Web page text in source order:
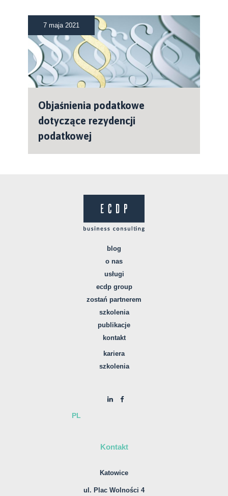
7 maja 2021
Objaśnienia podatkowe
dotyczące rezydencji
podatkowej
blog
o nas
usługi
ecdp group
zostań partnerem
szkolenia
publikacje
kontakt
kariera
szkolenia
PL
Kontakt
Katowice
ul. Plac Wolności 4